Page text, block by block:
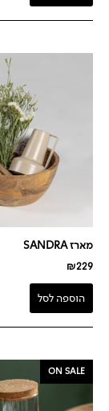
מארז SANDRA
₪229
הוספה לסל
ON SALE
המחיר
המקורי הנוכחי
הוא:
₪69.